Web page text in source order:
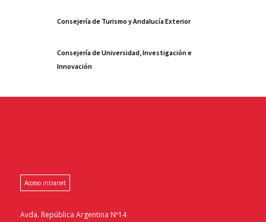
Consejería de Turismo y Andalucía Exterior
Consejería de Universidad, Investigación e
Innovación
Acceso intranet
Avda. República Argentina Nº14